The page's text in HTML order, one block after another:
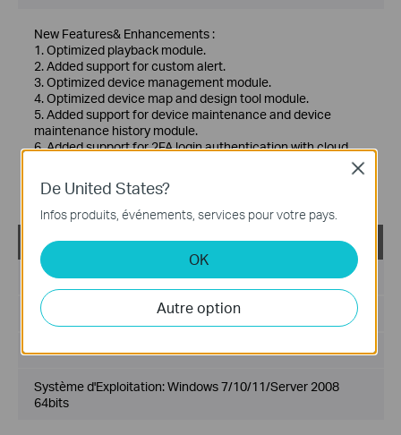
New Features& Enhancements :
1. Optimized playback module.
2. Added support for custom alert.
3. Optimized device management module.
4. Optimized device map and design tool module.
5. Added support for device maintenance and device
maintenance history module.
6. Added support for 2FA login authentication with cloud
8. Optimized multiple levels of site, support up to 10 levels.
VIGI VMS_1.7.24_64bits
Date de publication:2024-11-28
Langue: Multi-langues
Taille du fichier:530.77 MB
Système d'Exploitation: Windows 7/10/11/Server 2008
64bits
De United States?
Infos produits, événements, services pour votre pays.
OK
Autre option
Close